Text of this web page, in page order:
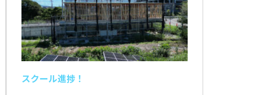
スクール進捗！